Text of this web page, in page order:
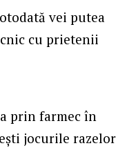
vei putea
cu prietenii
prin farmec în
jocurile razelor